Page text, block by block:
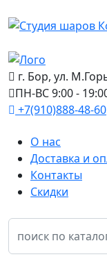
г. Бор, ул.
ПН-ВС 9:00 -
+7(910)888-48-60
О нас
Доставка и
Контакты
Скидки